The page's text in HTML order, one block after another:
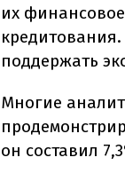
их
поддержать
Многие
он составил